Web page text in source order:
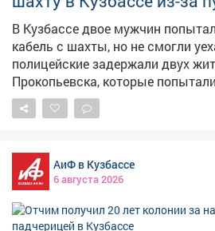
Обвиняемый признал свою вину.
уточнили, что, если бы осётр
государству составил бы более
Уголовное дело передано в суд
Фото: ru.freepik.com
В Кузбассе двое мужчин
кабель с шахты, но не смогли уехать. В
полицейские задержали двух
Прокопьевска, которые
кабель с территории
Как сообщает ГУ МВД по
заметила двоих неизвестных,
украсть кабель длиной более 130 метров.
следствия, злоумышленники
экскаватора, погрузили его в
У них кончился бензин, а потом
АиФ в Кузбассе
6 августа 2026